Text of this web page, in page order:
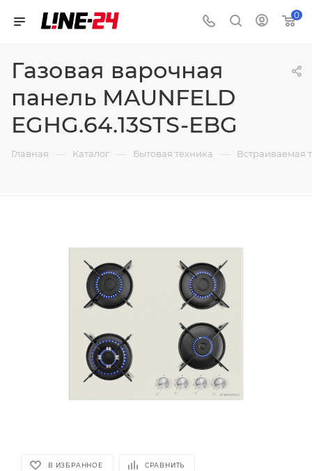
0
Газовая варочная
панель MAUNFELD
EGHG.64.13STS-EBG
Главная — Каталог — Бытовая техника — Встраиваемая
В ИЗБРАННОЕ СРАВНИТЬ